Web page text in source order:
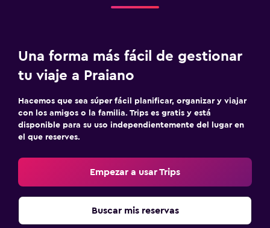
Una forma más fácil de gestionar
tu viaje a Praiano
Hacemos que sea súper fácil planificar, organizar y viajar
con los amigos o la familia. Trips es gratis y está
disponible para su uso independientemente del lugar en
el que reserves.
Empezar a usar Trips
Buscar mis reservas